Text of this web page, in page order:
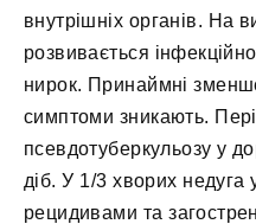
внутрішніх органів. На
розвивається
нирок. Принаймні
симптоми зникають.
псевдотуберкульозу у
діб. У 1/3 хворих недуга
рецидивами та